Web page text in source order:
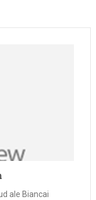
ale Biancai